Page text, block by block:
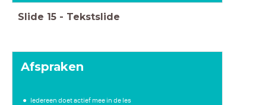
Slide 15 - Tekstslide
Afspraken
Iedereen doet actief mee in de les